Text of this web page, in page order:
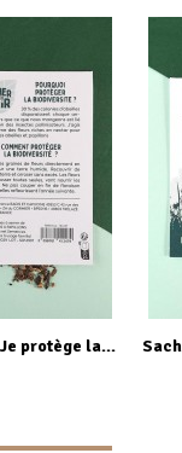
Enveloppe 100 x 150 mm Je protège la biodiversité - Semer pour agir